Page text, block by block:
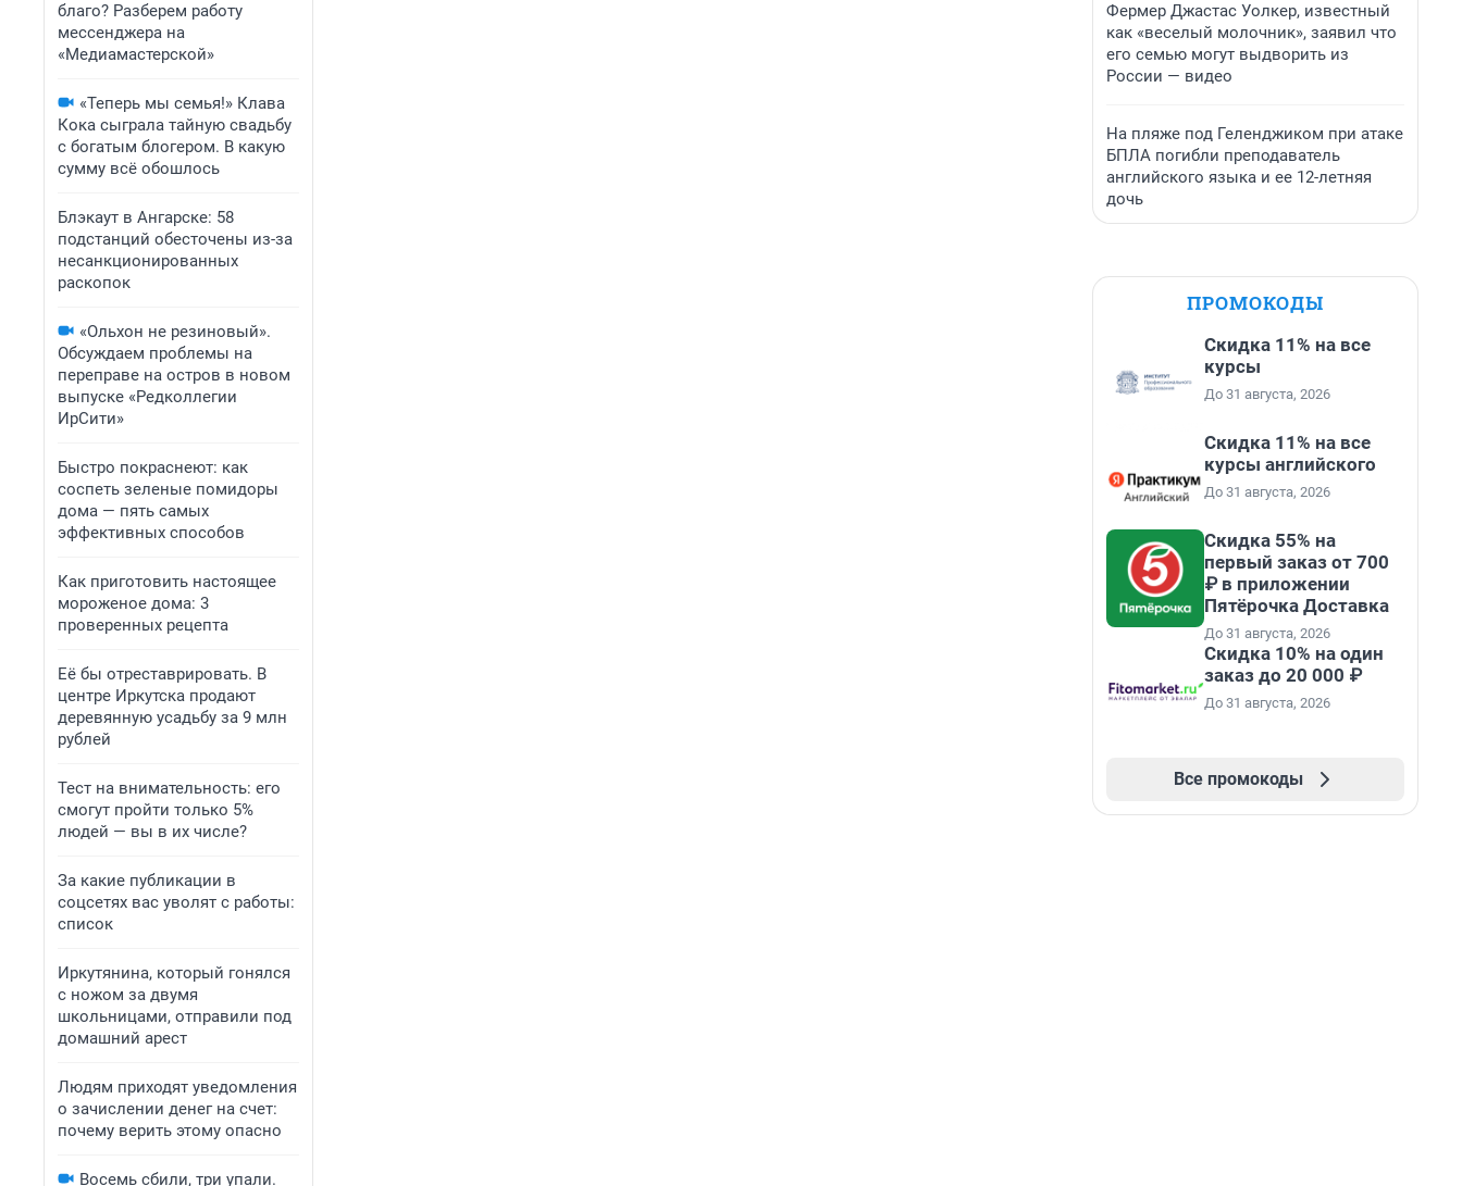
благо? Разберем работу
мессенджера на
«Медиамастерской»
«Теперь мы семья!» Клава
Кока сыграла тайную свадьбу
с богатым блогером. В какую
сумму всё обошлось
Блэкаут в Ангарске: 58
подстанций обесточены из-за
несанкционированных
раскопок
«Ольхон не резиновый».
Обсуждаем проблемы на
переправе на остров в новом
выпуске «Редколлегии
ИрСити»
Быстро покраснеют: как
соспеть зеленые помидоры
дома — пять самых
эффективных способов
Как приготовить настоящее
мороженое дома: 3
проверенных рецепта
Её бы отреставрировать. В
центре Иркутска продают
деревянную усадьбу за 9 млн
рублей
Тест на внимательность: его
смогут пройти только 5%
людей — вы в их числе?
За какие публикации в
соцсетях вас уволят с работы:
список
Иркутянина, который гонялся
с ножом за двумя
школьницами, отправили под
домашний арест
Людям приходят уведомления
о зачислении денег на счет:
почему верить этому опасно
Восемь сбили, три упали.
Фермер Джастас Уолкер, известный
как «веселый молочник», заявил что
его семью могут выдворить из
России — видео
На пляже под Геленджиком при атаке
БПЛА погибли преподаватель
английского языка и ее 12-летняя
дочь
ПРОМОКОДЫ
Скидка 11% на все
курсы
До 31 августа, 2026
Скидка 11% на все
курсы английского
До 31 августа, 2026
Скидка 55% на
первый заказ от 700
₽ в приложении
Пятёрочка Доставка
До 31 августа, 2026
Скидка 10% на один
заказ до 20 000 ₽
До 31 августа, 2026
Все промокоды